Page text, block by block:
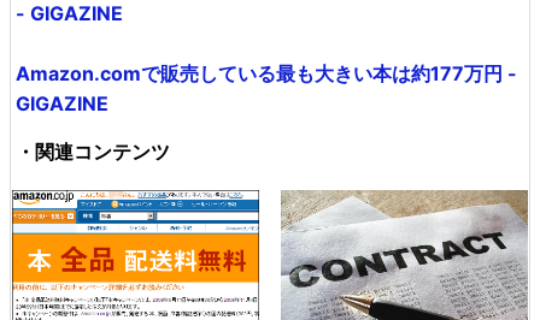
- GIGAZINE
Amazon.comで販売している最も大きい本は約177万円 -
GIGAZINE
・関連コンテンツ